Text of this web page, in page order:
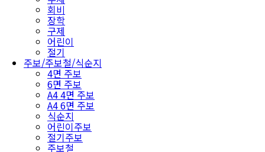
회비
장학
구제
어린이
절기
주보/주보철/식순지
4면 주보
6면 주보
A4 4면 주보
A4 6면 주보
식순지
어린이주보
절기주보
주보철